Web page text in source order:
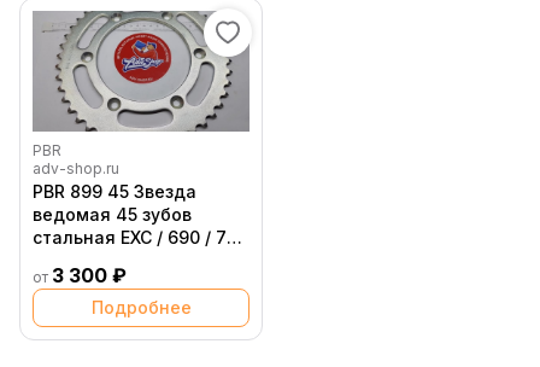
PBR
adv-shop.ru
PBR 899 45 Звезда
ведомая 45 зубов
стальная EXC / 690 / 701
// M 86436
от 3 300 ₽
Подробнее